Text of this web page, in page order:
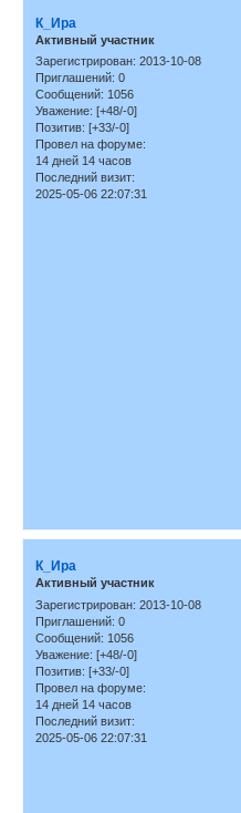
К_Ира
Активный участник
Зарегистрирован: 2013-10-08
Приглашений: 0
Сообщений: 1056
Уважение: [+48/-0]
Позитив: [+33/-0]
Провел на форуме:
14 дней 14 часов
Последний визит:
2025-05-06 22:07:31
К_Ира
Активный участник
Зарегистрирован: 2013-10-08
Приглашений: 0
Сообщений: 1056
Уважение: [+48/-0]
Позитив: [+33/-0]
Провел на форуме:
14 дней 14 часов
Последний визит:
2025-05-06 22:07:31